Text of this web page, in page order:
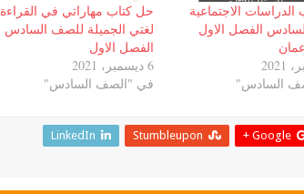
الاجتماعية
الفصل الاول
السادس"
حل كتاب مهاراتي في القراءة
لغتي الجميلة للصف السادس
الفصل الاول
6 ديسمبر، 2021
في "الصف السادس"
Google +
Stumbleupon
LinkedIn